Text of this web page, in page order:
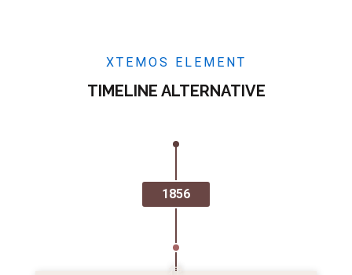
XTEMOS ELEMENT
TIMELINE ALTERNATIVE
1856